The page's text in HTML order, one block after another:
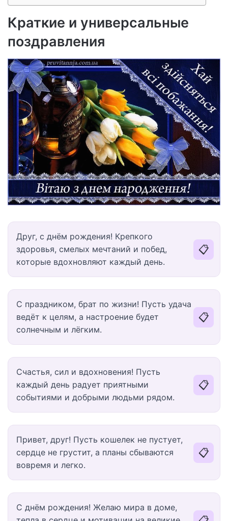
Краткие и универсальные
поздравления
Друг, с днём рождения! Крепкого
здоровья, смелых мечтаний и побед,
которые вдохновляют каждый день.
📋
С праздником, брат по жизни! Пусть удача
ведёт к целям, а настроение будет
солнечным и лёгким.
📋
Счастья, сил и вдохновения! Пусть
каждый день радует приятными
событиями и добрыми людьми рядом.
📋
Привет, друг! Пусть кошелек не пустует,
сердце не грустит, а планы сбываются
вовремя и легко.
📋
С днём рождения! Желаю мира в доме,